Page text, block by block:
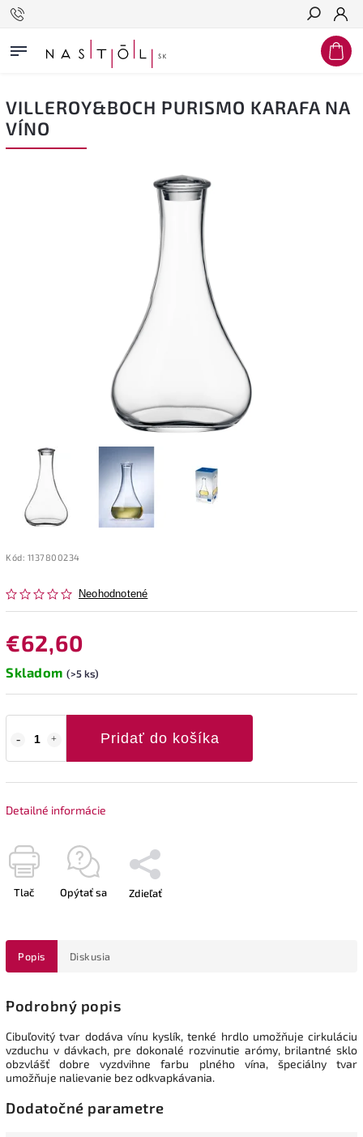
Hľadať
VILLEROY&BOCH PURISMO KARAFA NA
VÍNO
Kód: 1137800234
Neohodnotené
€62,60
Skladom (>5 ks)
Pridať do košíka
Detailné informácie
Tlač Opýtať sa Zdieľať
Popis Diskusia
Podrobný popis
Cibuľovitý tvar dodáva vínu kyslík, tenké hrdlo umožňuje cirkuláciu
vzduchu v dávkach, pre dokonalé rozvinutie arómy, brilantné sklo
obzvlášť dobre vyzdvihne farbu plného vína, špeciálny tvar
umožňuje nalievanie bez odkvapkávania.
Dodatočné parametre